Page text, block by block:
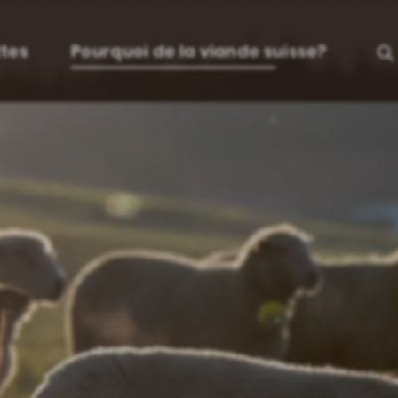
Pourquoi de la viande suisse?